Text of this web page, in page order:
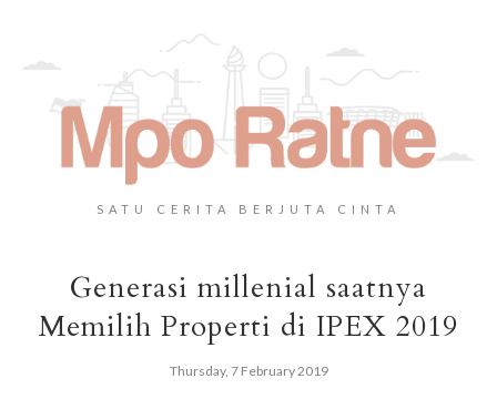
SATU CERITA BERJUTA CINTA
Generasi millenial saatnya
Memilih Properti di IPEX 2019
Thursday, 7 February 2019